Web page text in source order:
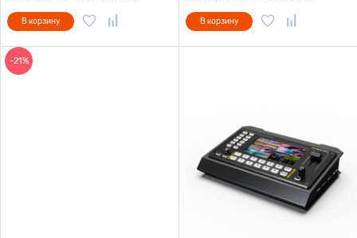
В корзину В корзину
-21%